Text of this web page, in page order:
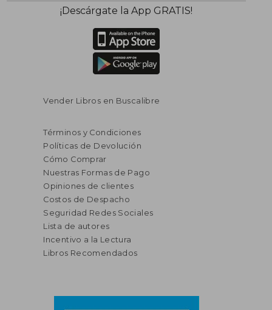
¡Descárgate la App GRATIS!
Vender Libros en Buscalibre
Términos y Condiciones
Políticas de Devolución
Cómo Comprar
Nuestras Formas de Pago
Opiniones de clientes
Costos de Despacho
Seguridad Redes Sociales
Lista de autores
Incentivo a la Lectura
Libros Recomendados